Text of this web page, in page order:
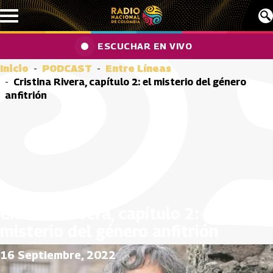
Pasar al contenido principal
ESCUCHAR EN VIVO
Inicio PODCAST
Entre Líneas
Cristina Rivera, capítulo 2: el misterio del género
anfitrión
16 Septiembre, 2022